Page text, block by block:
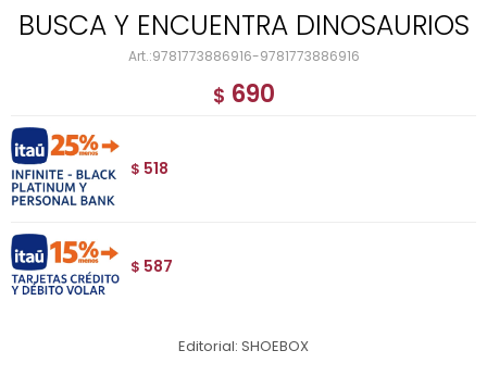
BUSCA Y ENCUENTRA DINOSAURIOS
9781773886916-9781773886916
$ 690
$ 518
$ 587
Editorial: SHOEBOX